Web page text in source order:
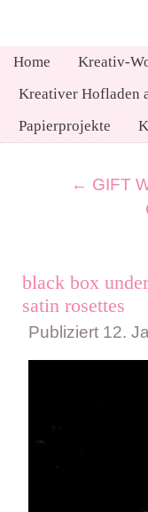
Home Kreativ-
Kreativer Hofladen
Papierprojekte
← GIFT
black box
satin rosettes
Publiziert 12.